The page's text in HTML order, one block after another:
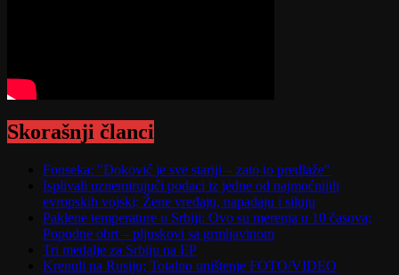
Skorašnji članci
Fonseka: "Đoković je sve stariji – zato to predlaže"
Isplivali uznemirujući podaci iz jedne od najmoćnijih
evropskih vojski; Žene vređaju, napadaju i siluju
Paklene temperature u Srbiji: Ovo su merenja u 10 časova;
Popodne obrt – pljuskovi sa grmljavinom
Tri medalje za Srbiju na EP
Krenuli na Rusiju; Totalno uništenje FOTO/VIDEO